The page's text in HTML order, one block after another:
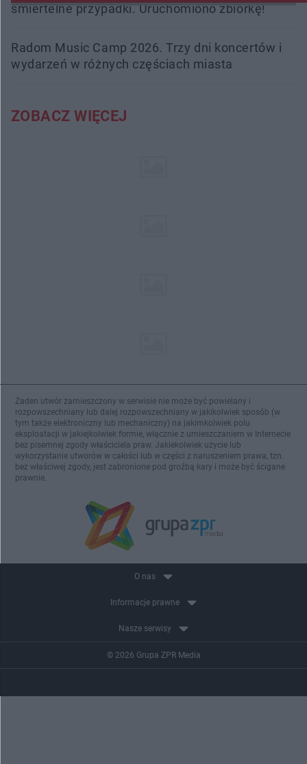
śmiertelne przypadki. Uruchomiono zbiórkę!
Radom Music Camp 2026. Trzy dni koncertów i
wydarzeń w różnych częściach miasta
ZOBACZ WIĘCEJ
Żaden utwór zamieszczony w serwisie nie może być powielany i
rozpowszechniany lub dalej rozpowszechniany w jakikolwiek sposób (w
tym także elektroniczny lub mechaniczny) na jakimkolwiek polu
eksploatacji w jakiejkolwiek formie, włącznie z umieszczaniem w Internecie
bez pisemnej zgody właściciela praw. Jakiekolwiek użycie lub
wykorzystanie utworów w całości lub w części z naruszeniem prawa, tzn.
bez właściwej zgody, jest zabronione pod groźbą kary i może być ścigane
prawnie.
O nas
Informacje prawne
Nasze serwisy
© 2026 Grupa ZPR Media